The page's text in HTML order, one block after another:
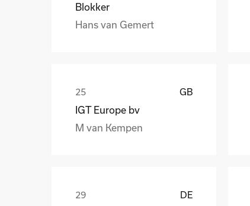
Blokker
Hans van Gemert
GB
IGT Europe bv
M van Kempen
DE